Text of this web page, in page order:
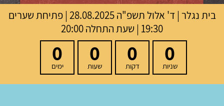
בית נגלר | ד' אלול תשפ"ה
28.08.2025 | פתיחת שערים
19:30 | שעת התחלה 20:00
0
שניות
0
דקות
0
שעות
0
ימים